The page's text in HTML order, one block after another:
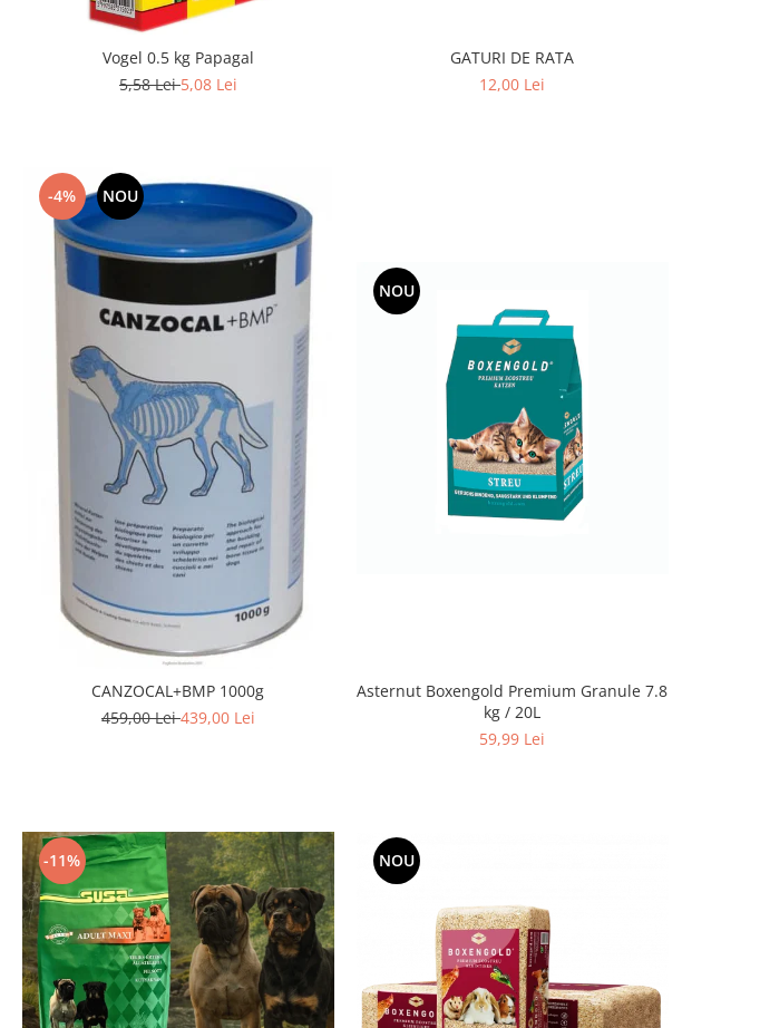
Vogel 0.5 kg Papagal
5,58 Lei5,08 Lei
GATURI DE RATA
12,00 Lei
-4% NOU
CANZOCAL+BMP 1000g
459,00 Lei439,00 Lei
NOU
Asternut Boxengold Premium Granule 7.8
kg / 20L
59,99 Lei
-11%
NOU